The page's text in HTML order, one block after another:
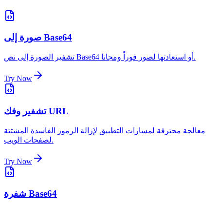
صورة إلى Base64
تشفير الصورة إلى نص Base64 أو استعادتها لصور فوراً ومجانا.
Try Now
تشفير وفك URL
معالجة محترفة لمسارات التطبيق لإزالة الرموز الفاسدة المشتتة
لصفحات الويب.
Try Now
شفرة Base64